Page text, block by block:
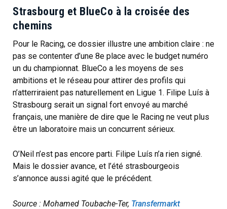
Strasbourg et BlueCo à la croisée des
chemins
Pour le Racing, ce dossier illustre une ambition claire : ne
pas se contenter d’une 8e place avec le budget numéro
un du championnat. BlueCo a les moyens de ses
ambitions et le réseau pour attirer des profils qui
n’atterriraient pas naturellement en Ligue 1. Filipe Luís à
Strasbourg serait un signal fort envoyé au marché
français, une manière de dire que le Racing ne veut plus
être un laboratoire mais un concurrent sérieux.
O’Neil n’est pas encore parti. Filipe Luís n’a rien signé.
Mais le dossier avance, et l’été strasbourgeois
s’annonce aussi agité que le précédent.
Source : Mohamed Toubache-Ter, Transfermarkt